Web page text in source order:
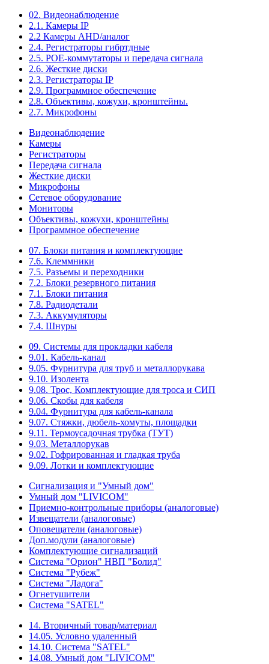
02. Видеонаблюдение
2.1. Камеры IP
2.2 Камеры AHD/аналог
2.4. Регистраторы гибртдные
2.5. РОЕ-коммутаторы и передача сигнала
2.6. Жесткие диски
2.3. Регистраторы IP
2.9. Программное обеспечение
2.8. Объективы, кожухи, кронштейны.
2.7. Микрофоны
Видеонаблюдение
Камеры
Регистраторы
Передача сигнала
Жесткие диски
Микрофоны
Сетевое оборудование
Мониторы
Объективы, кожухи, кронштейны
Программное обеспечение
07. Блоки питания и комплектующие
7.6. Клеммники
7.5. Разъемы и переходники
7.2. Блоки резервного питания
7.1. Блоки питания
7.8. Радиодетали
7.3. Аккумуляторы
7.4. Шнуры
09. Системы для прокладки кабеля
9.01. Кабель-канал
9.05. Фурнитура для труб и металлорукава
9.10. Изолента
9.08. Трос, Комплектующие для троса и СИП
9.06. Скобы для кабеля
9.04. Фурнитура для кабель-канала
9.07. Стяжки, дюбель-хомуты, площадки
9.11. Термоусадочная трубка (ТУТ)
9.03. Металлорукав
9.02. Гофрированная и гладкая труба
9.09. Лотки и комплектующие
Сигнализация и "Умный дом"
Умный дом "LIVICOM"
Приемно-контрольные приборы (аналоговые)
Извещатели (аналоговые)
Оповещатели (аналоговые)
Доп.модули (аналоговые)
Комплектующие сигнализаций
Система "Орион" НВП "Болид"
Система "Рубеж"
Система "Ладога"
Огнетушители
Система "SATEL"
14. Вторичный товар/материал
14.05. Условно удаленный
14.10. Система "SATEL"
14.08. Умный дом "LIVICOM"